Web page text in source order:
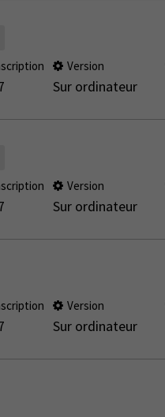
Version
Sur ordinateur
Version
Sur ordinateur
Version
Sur ordinateur